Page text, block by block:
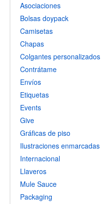
Asociaciones
Bolsas doypack
Camisetas
Chapas
Colgantes personalizados
Contrátame
Envíos
Etiquetas
Events
Give
Gráficas de piso
Ilustraciones enmarcadas
Internacional
Llaveros
Mule Sauce
Packaging